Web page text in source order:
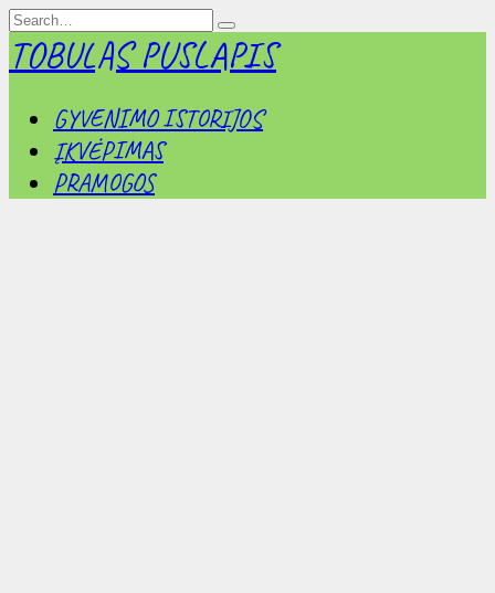
Skip
to
content
Search
for:
TOBULAS PUSLAPIS
GYVENIMO ISTORIJOS
ĮKVĖPIMAS
PRAMOGOS